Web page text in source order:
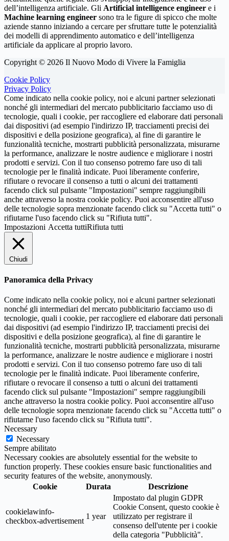
dell’intelligenza artificiale. Gli Artificial intelligence engineer e i
Machine learning engineer sono tra le figure di spicco che molte
aziende stanno iniziando a cercare per sfruttare tutte le potenzialità
dei modelli di apprendimento automatico e dell’intelligenza
artificiale da applicare al proprio lavoro.
Copyright © 2026 Il Nuovo Modo di Vivere la Famiglia
Cookie Policy
Privacy Policy
Come indicato nella cookie policy, noi e alcuni partner selezionati
nonché gli intermediari del mercato pubblicitario facciamo uso di
tecnologie, quali i cookie, per raccogliere ed elaborare dati personali
dai dispositivi (ad esempio l'indirizzo IP, tracciamenti precisi dei
dispositivi e della posizione geografica), al fine di garantire le
funzionalità tecniche, mostrarti pubblicità personalizzata, misurarne
la performance, analizzare le nostre audience e migliorare i nostri
prodotti e servizi. Con il tuo consenso potremo fare uso di tali
tecnologie per le finalità indicate. Puoi liberamente conferire,
rifiutare o revocare il consenso a tutti o alcuni dei trattamenti
facendo click sul pulsante "Impostazioni" sempre raggiungibili
anche attraverso la nostra cookie policy. Puoi acconsentire all'uso
delle tecnologie sopra menzionate facendo click su "Accetta tutti" o
rifiutarne l'uso facendo click su "Rifiuta tutti".
Impostazioni Accetta tuttiRifiuta tutti
Chiudi
Panoramica della Privacy
Come indicato nella cookie policy, noi e alcuni partner selezionati
nonché gli intermediari del mercato pubblicitario facciamo uso di
tecnologie, quali i cookie, per raccogliere ed elaborare dati personali
dai dispositivi (ad esempio l'indirizzo IP, tracciamenti precisi dei
dispositivi e della posizione geografica), al fine di garantire le
funzionalità tecniche, mostrarti pubblicità personalizzata, misurarne
la performance, analizzare le nostre audience e migliorare i nostri
prodotti e servizi. Con il tuo consenso potremo fare uso di tali
tecnologie per le finalità indicate. Puoi liberamente conferire,
rifiutare o revocare il consenso a tutti o alcuni dei trattamenti
facendo click sul pulsante "Impostazioni" sempre raggiungibili
anche attraverso la nostra cookie policy. Puoi acconsentire all'uso
delle tecnologie sopra menzionate facendo click su "Accetta tutti" o
rifiutarne l'uso facendo click su "Rifiuta tutti".
Necessary
Necessary
Sempre abilitato
Necessary cookies are absolutely essential for the website to
function properly. These cookies ensure basic functionalities and
security features of the website, anonymously.
Cookie
Durata Descrizione
cookielawinfo-
checkbox-advertisement
1 year
Impostato dal plugin GDPR
Cookie Consent, questo cookie è
utilizzato per registrare il
consenso dell'utente per i cookie
della categoria "Pubblicità".